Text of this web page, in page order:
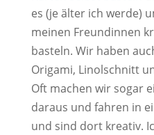
es (je älter ich werde)
meinen Freundinnen
basteln. Wir haben
Origami, Linolschnitt
Oft machen wir sogar
daraus und fahren in
und sind dort kreativ.